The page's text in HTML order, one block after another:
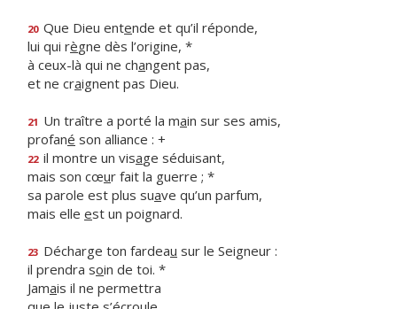
20 Que Dieu entende et qu’il réponde,
lui qui règne dès l’origine, *
à ceux-là qui ne changent pas,
et ne craignent pas Dieu.
21 Un traître a porté la main sur ses amis,
profané son alliance : +
22 il montre un visage séduisant,
mais son cœur fait la guerre ; *
sa parole est plus suave qu’un parfum,
mais elle est un poignard.
23 Décharge ton fardeau sur le Seigneur :
il prendra soin de toi. *
Jamais il ne permettra